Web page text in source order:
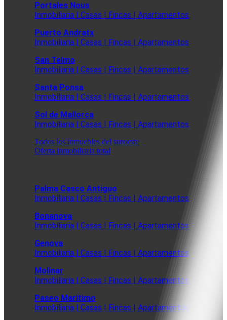
Portales Nous
Inmobiliaria | Casas | Fincas | Apartamentos
Puerto Andratx
Inmobiliaria | Casas | Fincas | Apartamentos
San Telmo
Inmobiliaria | Casas | Fincas | Apartamentos
Santa Ponsa
Inmobiliaria | Casas | Fincas | Apartamentos
Sol de Mallorca
Inmobiliaria | Casas | Fincas | Apartamentos
Todos los inmuebles del suroeste
Oferta inmobiliaria total
Palma Casco Antiguo
Inmobiliaria | Casas | Fincas | Apartamentos
Bonanova
Inmobiliaria | Casas | Fincas | Apartamentos
Genova
Inmobiliaria | Casas | Fincas | Apartamentos
Molinar
Inmobiliaria | Casas | Fincas | Apartamentos
Paseo Maritimo
Inmobiliaria | Casas | Fincas | Apartamentos